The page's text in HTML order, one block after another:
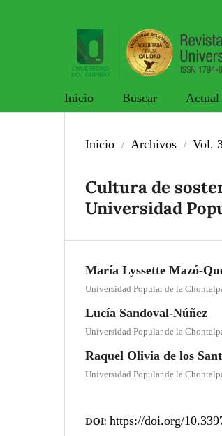
Inicio Buscar Actual
Inicio / Archivos / Vol.
Cultura de
Universidad
María Lyssette Mazó-
Universidad Popular de la
Lucía Sandoval-Núñez
Universidad Popular de la
Raquel Olivia de los
Universidad Popular de la
DOI: https://doi.org/